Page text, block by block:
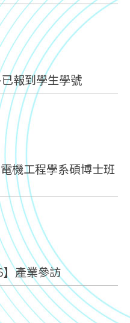
報到學生學號
機工程學系碩博士班
】產業參訪